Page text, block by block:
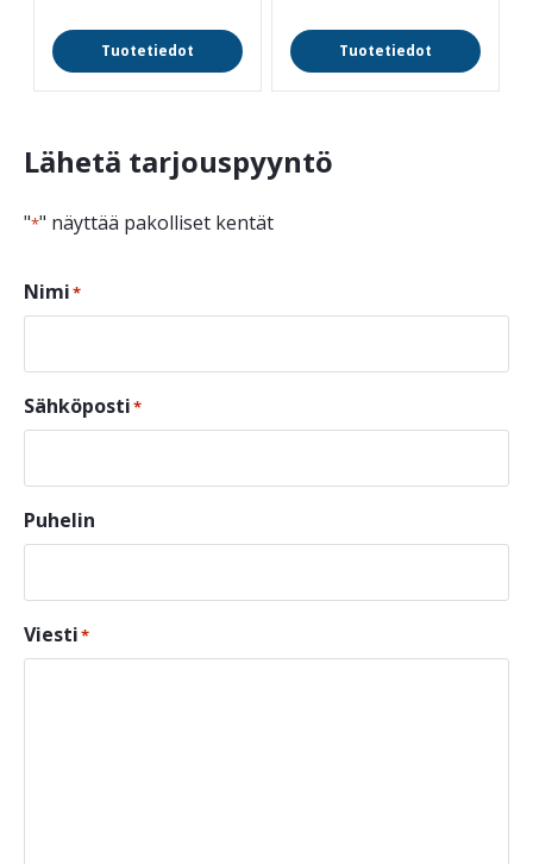
Tuotetiedot Tuotetiedot
Lähetä tarjouspyyntö
"*" näyttää pakolliset kentät
Nimi*
Sähköposti*
Puhelin
Viesti*